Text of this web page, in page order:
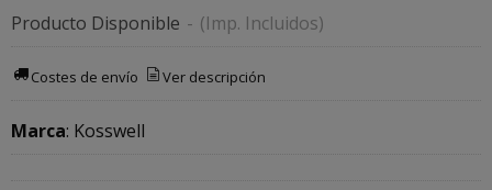
Producto Disponible - (Imp. Incluidos)
Costes de envío Ver descripción
Marca: Kosswell